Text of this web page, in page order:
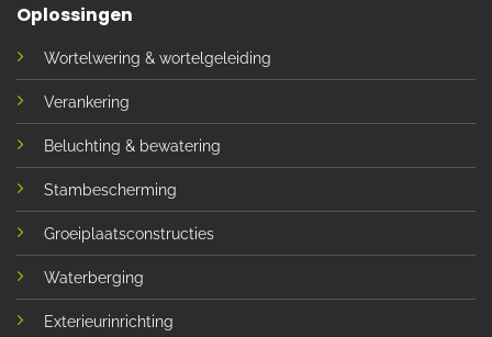
Oplossingen
Wortelwering & wortelgeleiding
Verankering
Beluchting & bewatering
Stambescherming
Groeiplaatsconstructies
Waterberging
Exterieurinrichting